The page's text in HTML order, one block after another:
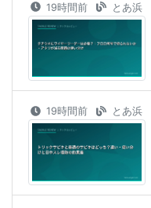
19時間前 とあ浜
19時間前 とあ浜